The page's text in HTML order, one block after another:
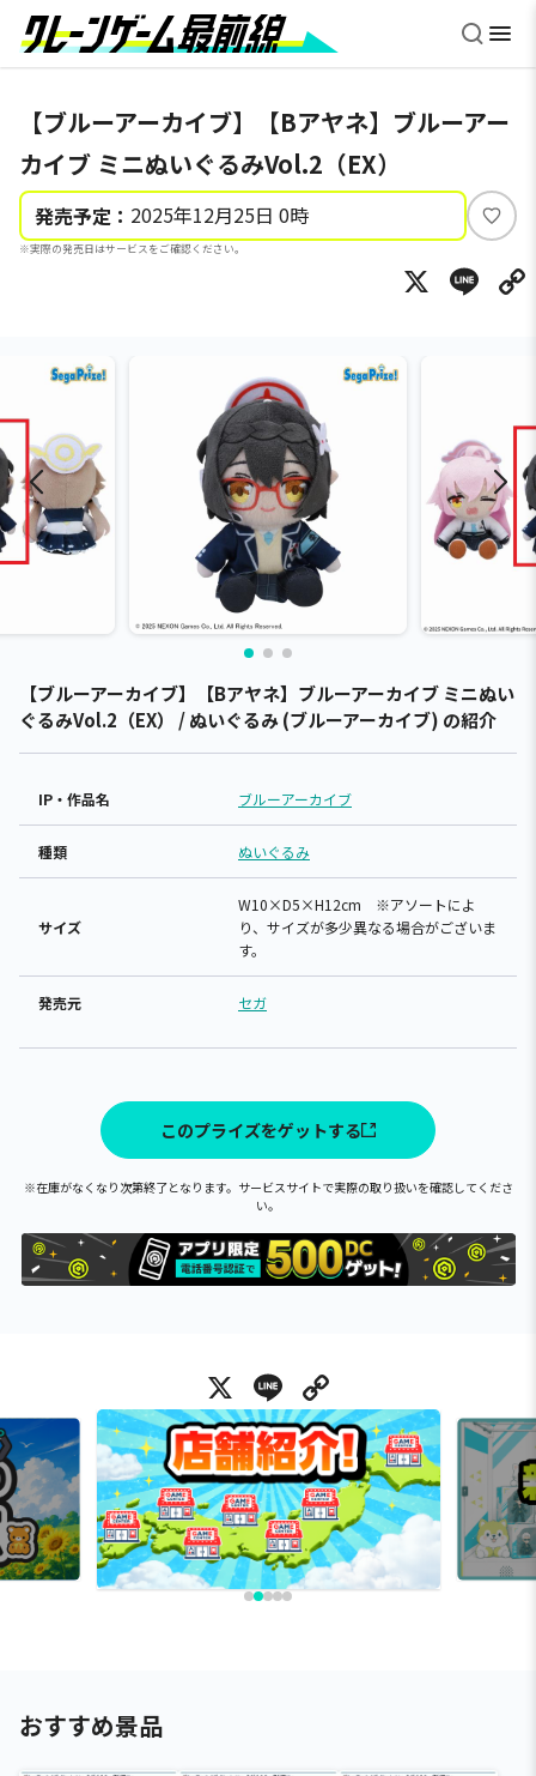
【ブルーアーカイブ】【Bアヤネ】ブルーアー
カイブ ミニぬいぐるみVol.2（EX）
発売予定： 2025年12月25日 0時
※実際の発売日はサービスをご確認ください。
い
ね
X
【ブルーアーカイブ】【Bアヤネ】ブルーアーカイブ ミニぬい
ぐるみVol.2（EX） / ぬいぐるみ (ブルーアーカイブ) の紹介
IP・作品名 ブルーアーカイブ
種類 ぬいぐるみ
サイズ
W10×D5×H12cm ※アソートによ
り、サイズが多少異なる場合がございま
す。
発売元 セガ
このプライズをゲットする
※在庫がなくなり次第終了となります。サービスサイトで実際の取り扱いを確認してくださ
い。
X Line
おすすめ景品